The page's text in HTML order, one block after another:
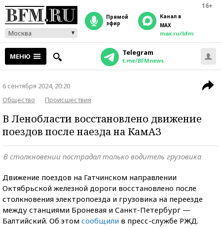
16+
Москва
прямой
эфир
Канал в
MAX
max.ru/bfm
МЕНЮ Telegram
t.me/BFMnews
6 сентября 2024, 20:20
Общество
Происшествия
В Ленобласти восстановлено движение
поездов после наезда на КамАЗ
В столкновении пострадал только водитель грузовика
Движение поездов на Гатчинском направлении
Октябрьской железной дороги восстановлено после
столкновения электропоезда и грузовика на переезде
между станциями Броневая и Санкт-Петербург —
Балтийский. Об этом сообщили в пресс-службе РЖД.